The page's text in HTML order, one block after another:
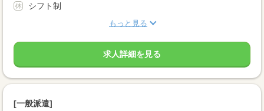
シフト制
もっと見る
求人詳細を見る
[一般派遣]